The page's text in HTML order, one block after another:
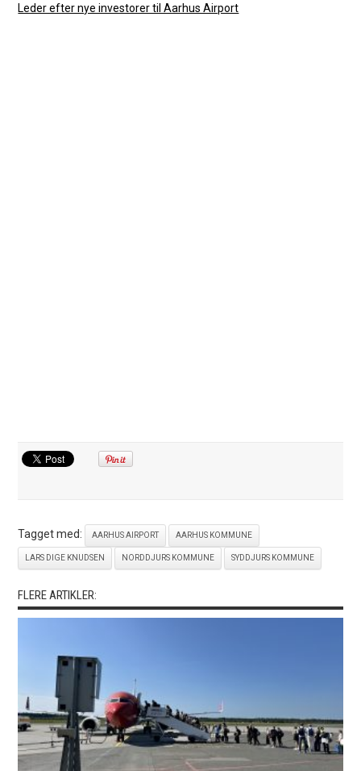
Leder efter nye investorer til Aarhus Airport
Tagget med: AARHUS AIRPORT AARHUS KOMMUNE
LARS DIGE KNUDSEN NORDDJURS KOMMUNE SYDDJURS KOMMUNE
FLERE ARTIKLER: